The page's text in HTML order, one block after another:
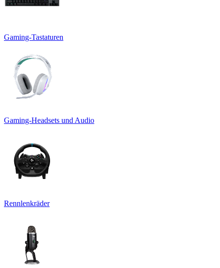
Gaming-Tastaturen
Gaming-Headsets und Audio
Rennlenkräder